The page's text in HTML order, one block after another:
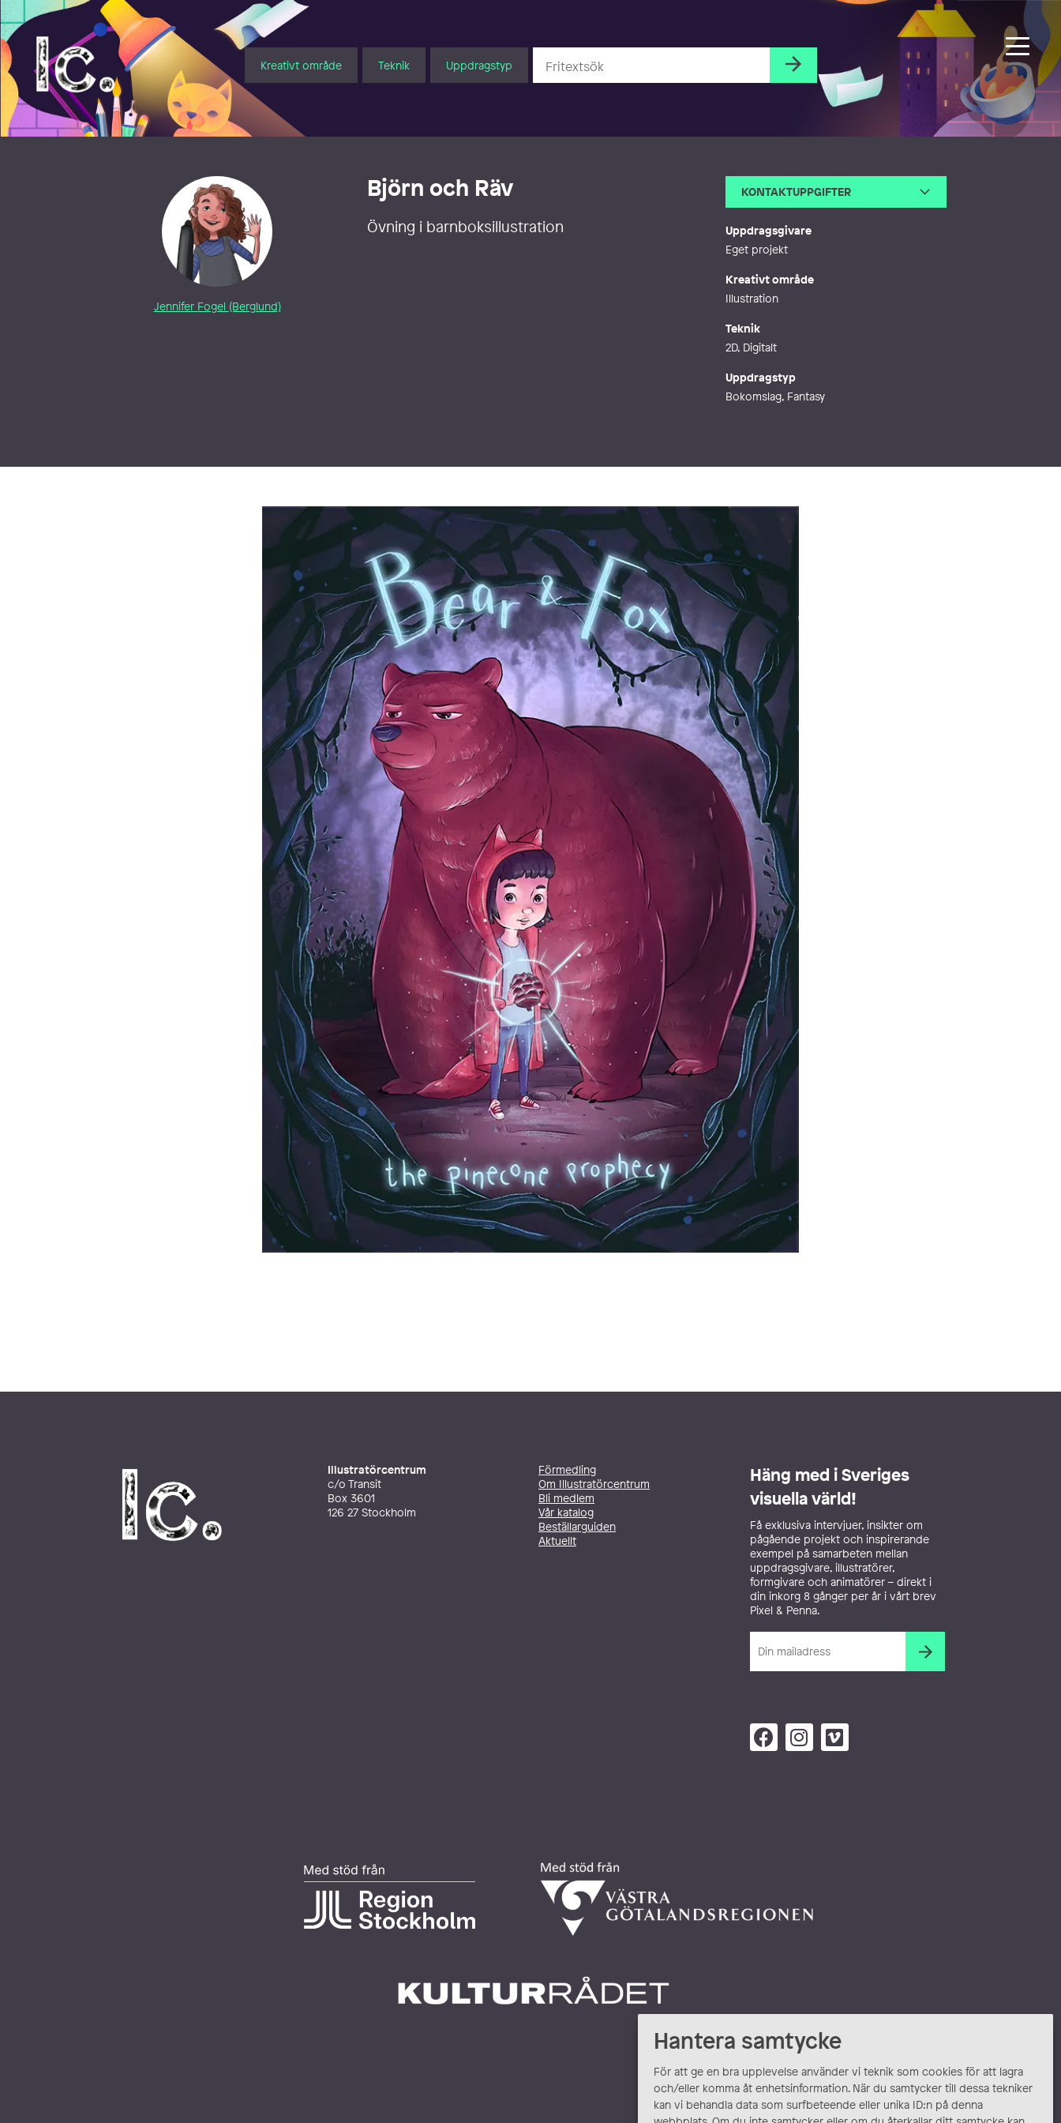
Hantera samtycke
För att ge en bra upplevelse använder vi teknik som cookies för att lagra
och/eller komma åt enhetsinformation. När du samtycker till dessa tekniker
kan vi behandla data som surfbeteende eller unika ID:n på denna
Illustratörcentrum
Kreativt område Teknik Uppdragstyp
Jennifer Fogel (Berglund)
Björn och Räv
Övning i barnboksillustration
KONTAKTUPPGIFTER
Uppdragsgivare
Eget projekt
Kreativt område
Illustration
Teknik
2D, Digitalt
Uppdragstyp
Bokomslag, Fantasy
Illustratörcentrum
c/o Transit
Box 3601
126 27 Stockholm
Förmedling
Om Illustratörcentrum
Bli medlem
Vår katalog
Beställarguiden
Aktuellt
Häng med i Sveriges
visuella värld!
Få exklusiva intervjuer, insikter om
pågående projekt och inspirerande
exempel på samarbeten mellan
uppdragsgivare, illustratörer,
formgivare och animatörer – direkt i
din inkorg 8 gånger per år i vårt brev
Pixel & Penna.